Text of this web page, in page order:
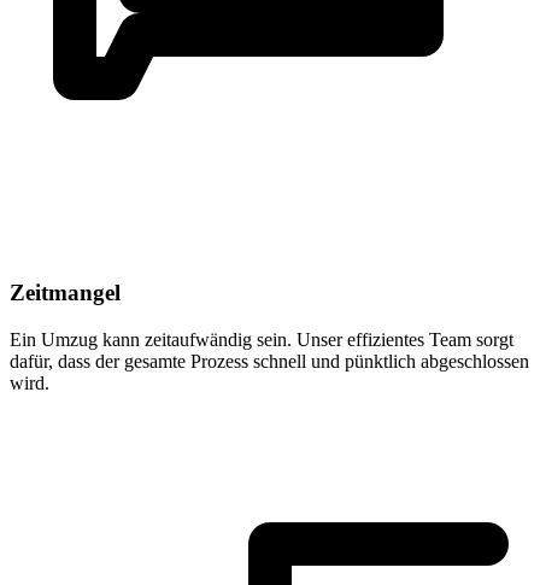
Zeitmangel
Ein Umzug kann zeitaufwändig sein. Unser effizientes Team sorgt
dafür, dass der gesamte Prozess schnell und pünktlich abgeschlossen
wird.